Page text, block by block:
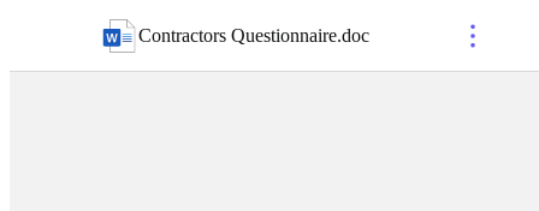
Contractors Questionnaire.doc